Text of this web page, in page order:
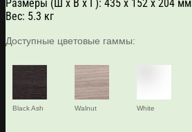
Размеры (Ш x В x Г): 435 x 152 х 204 мм
Вес: 5.3 кг
Доступные цветовые гаммы:
Black Ash Walnut White